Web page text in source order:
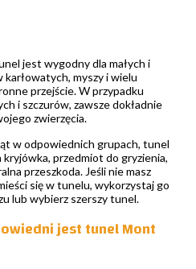
jest wygodny dla małych i
myszy i wielu
przejście. W przypadku
i szczurów, zawsze dokładnie
zwierzęcia.
w odpowiednich grupach, tunel
kryjówka, przedmiot do gryzienia,
przeszkoda. Jeśli nie masz
się w tunelu, wykorzystaj go
lub wybierz szerszy tunel.
jest tunel Mont